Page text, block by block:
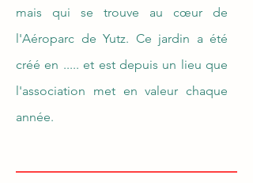
mais qui se trouve au cœur de
l'Aéroparc de Yutz. Ce jardin a été
créé en ..... et est depuis un lieu que
l'association met en valeur chaque
année.